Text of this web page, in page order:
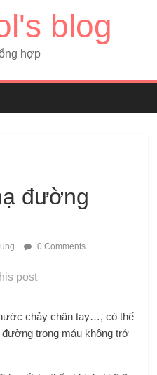
blog
hợp
đường
0 Comments
post
chảy chân tay…, có thể
trong máu không trở